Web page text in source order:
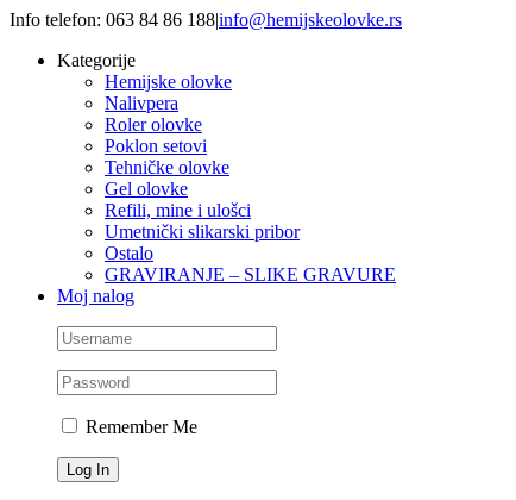
Skip
content
Info telefon: 063 84 86 188|info@hemijskeolovke.rs
Kategorije
Hemijske olovke
Nalivpera
Roler olovke
Poklon setovi
Tehničke olovke
Gel olovke
Refili, mine i ulošci
Umetnički slikarski pribor
Ostalo
GRAVIRANJE – SLIKE GRAVURE
Moj nalog
Remember Me